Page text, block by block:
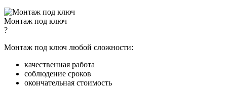
Монтаж под ключ
?
Монтаж под ключ любой сложности:
качественная работа
соблюдение сроков
окончательная стоимость